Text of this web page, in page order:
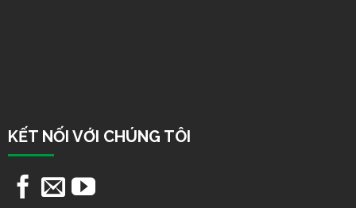
KẾT NỐI VỚI CHÚNG TÔI